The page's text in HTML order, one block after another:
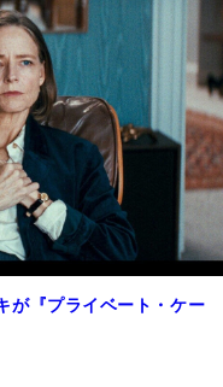
が『プライベート・ケー